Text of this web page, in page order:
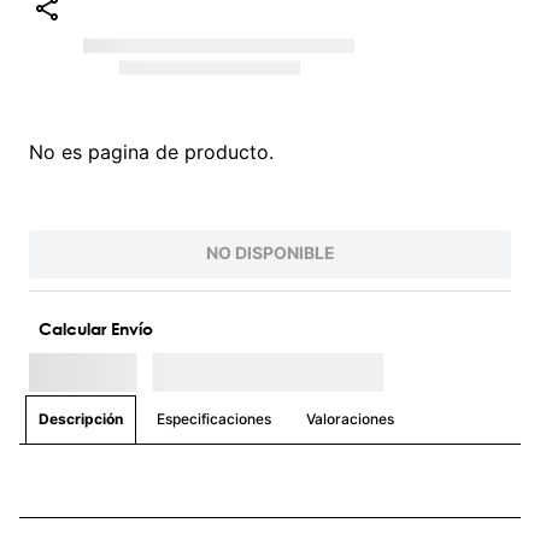
No es pagina de producto.
NO DISPONIBLE
Calcular Envío
Descripción Especificaciones Valoraciones